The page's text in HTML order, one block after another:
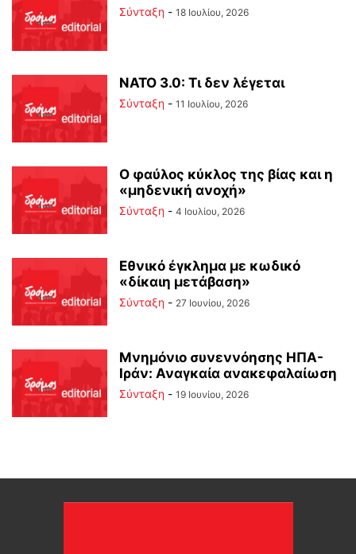
Σύνταξη - 18 Ιουλίου, 2026
ΝΑΤΟ 3.0: Τι δεν λέγεται
Σύνταξη - 11 Ιουλίου, 2026
Ο φαύλος κύκλος της βίας και η
«μηδενική ανοχή»
Σύνταξη - 4 Ιουλίου, 2026
Εθνικό έγκλημα με κωδικό
«δίκαιη μετάβαση»
Σύνταξη - 27 Ιουνίου, 2026
Μνημόνιο συνεννόησης ΗΠΑ-
Ιράν: Αναγκαία ανακεφαλαίωση
Σύνταξη - 19 Ιουνίου, 2026